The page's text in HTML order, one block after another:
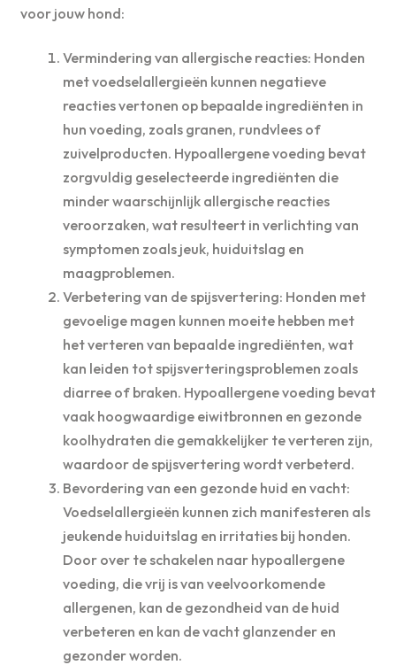
voor jouw hond:
Vermindering van allergische reacties: Honden
met voedselallergieën kunnen negatieve
reacties vertonen op bepaalde ingrediënten in
hun voeding, zoals granen, rundvlees of
zuivelproducten. Hypoallergene voeding bevat
zorgvuldig geselecteerde ingrediënten die
minder waarschijnlijk allergische reacties
veroorzaken, wat resulteert in verlichting van
symptomen zoals jeuk, huiduitslag en
maagproblemen.
Verbetering van de spijsvertering: Honden met
gevoelige magen kunnen moeite hebben met
het verteren van bepaalde ingrediënten, wat
kan leiden tot spijsverteringsproblemen zoals
diarree of braken. Hypoallergene voeding bevat
vaak hoogwaardige eiwitbronnen en gezonde
koolhydraten die gemakkelijker te verteren zijn,
waardoor de spijsvertering wordt verbeterd.
Bevordering van een gezonde huid en vacht:
Voedselallergieën kunnen zich manifesteren als
jeukende huiduitslag en irritaties bij honden.
Door over te schakelen naar hypoallergene
voeding, die vrij is van veelvoorkomende
allergenen, kan de gezondheid van de huid
verbeteren en kan de vacht glanzender en
gezonder worden.